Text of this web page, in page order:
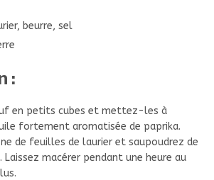
beurre, sel
:
en petits cubes et mettez-les à
fortement aromatisée de paprika.
de feuilles de laurier et saupoudrez de
Laissez macérer pendant une heure au